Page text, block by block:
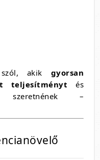
akik gyorsan
teljesítményt és
–